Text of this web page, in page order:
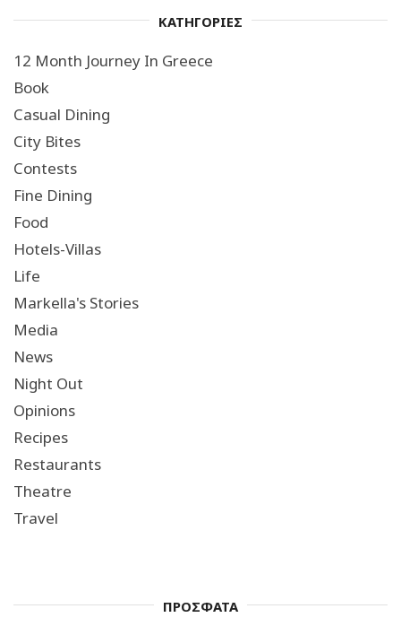
ΚΑΤΗΓΟΡΙΕΣ
12 Month Journey In Greece
Book
Casual Dining
City Bites
Contests
Fine Dining
Food
Hotels-Villas
Life
Markella's Stories
Media
News
Night Out
Opinions
Recipes
Restaurants
Theatre
Travel
ΠΡΟΣΦΑΤΑ